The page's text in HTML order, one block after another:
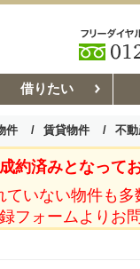
借りたい
件 賃貸物件 不
コラム 賃貸管理コ
約済みとなってお
いない物件も多
フォームよりお